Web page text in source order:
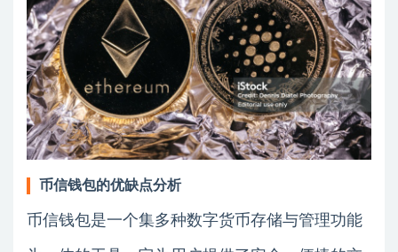
币信钱包的优缺点分析
币信钱包是一个集多种数字货币存储与管理功能